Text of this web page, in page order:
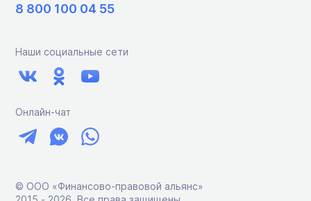
8 800 100 04 55
Наши социальные сети
Онлайн-чат
© ООО «Финансово-правовой альянс»